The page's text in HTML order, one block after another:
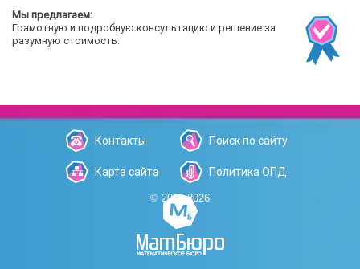
Мы предлагаем:
Грамотную и подробную консультацию и решение за
разумную стоимость.
Контакты Поиск по сайту
Карта сайта Политика ОПД
© 2006-2026